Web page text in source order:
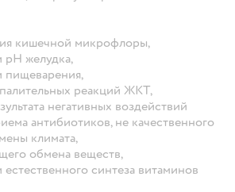
кишечной микрофлоры,
рН желудка,
пищеварения,
реакций ЖКТ,
негативных воздействий
антибиотиков, не качественного
климата,
обмена веществ,
синтеза витаминов